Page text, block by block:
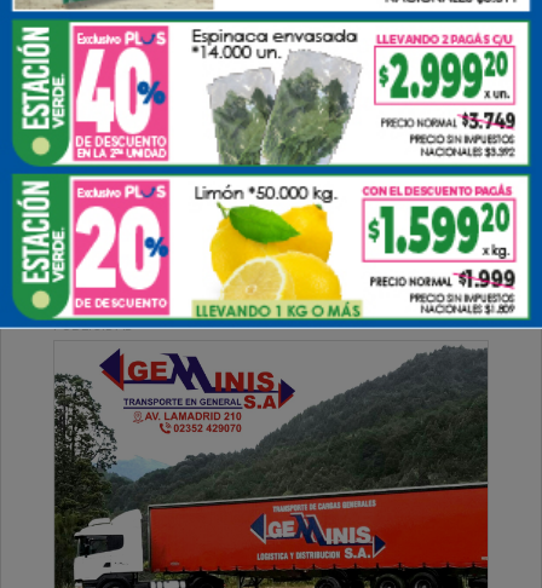
Domingo, 19 de Abril de 2026 . 13:00 Hs.
Les comentamos que durante la jornada de hoy
personal de Policía Comunal y Tránsito encontraron
una moto 110 en estado de abandono en
inmediaciones de calles Cadelago y Villegas.
PUBLICIDAD